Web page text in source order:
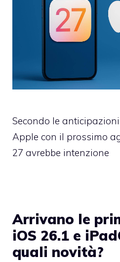
Secondo le
Apple con il prossimo
27 avrebbe intenzione
Arrivano le
iOS 26.1 e
quali novità?